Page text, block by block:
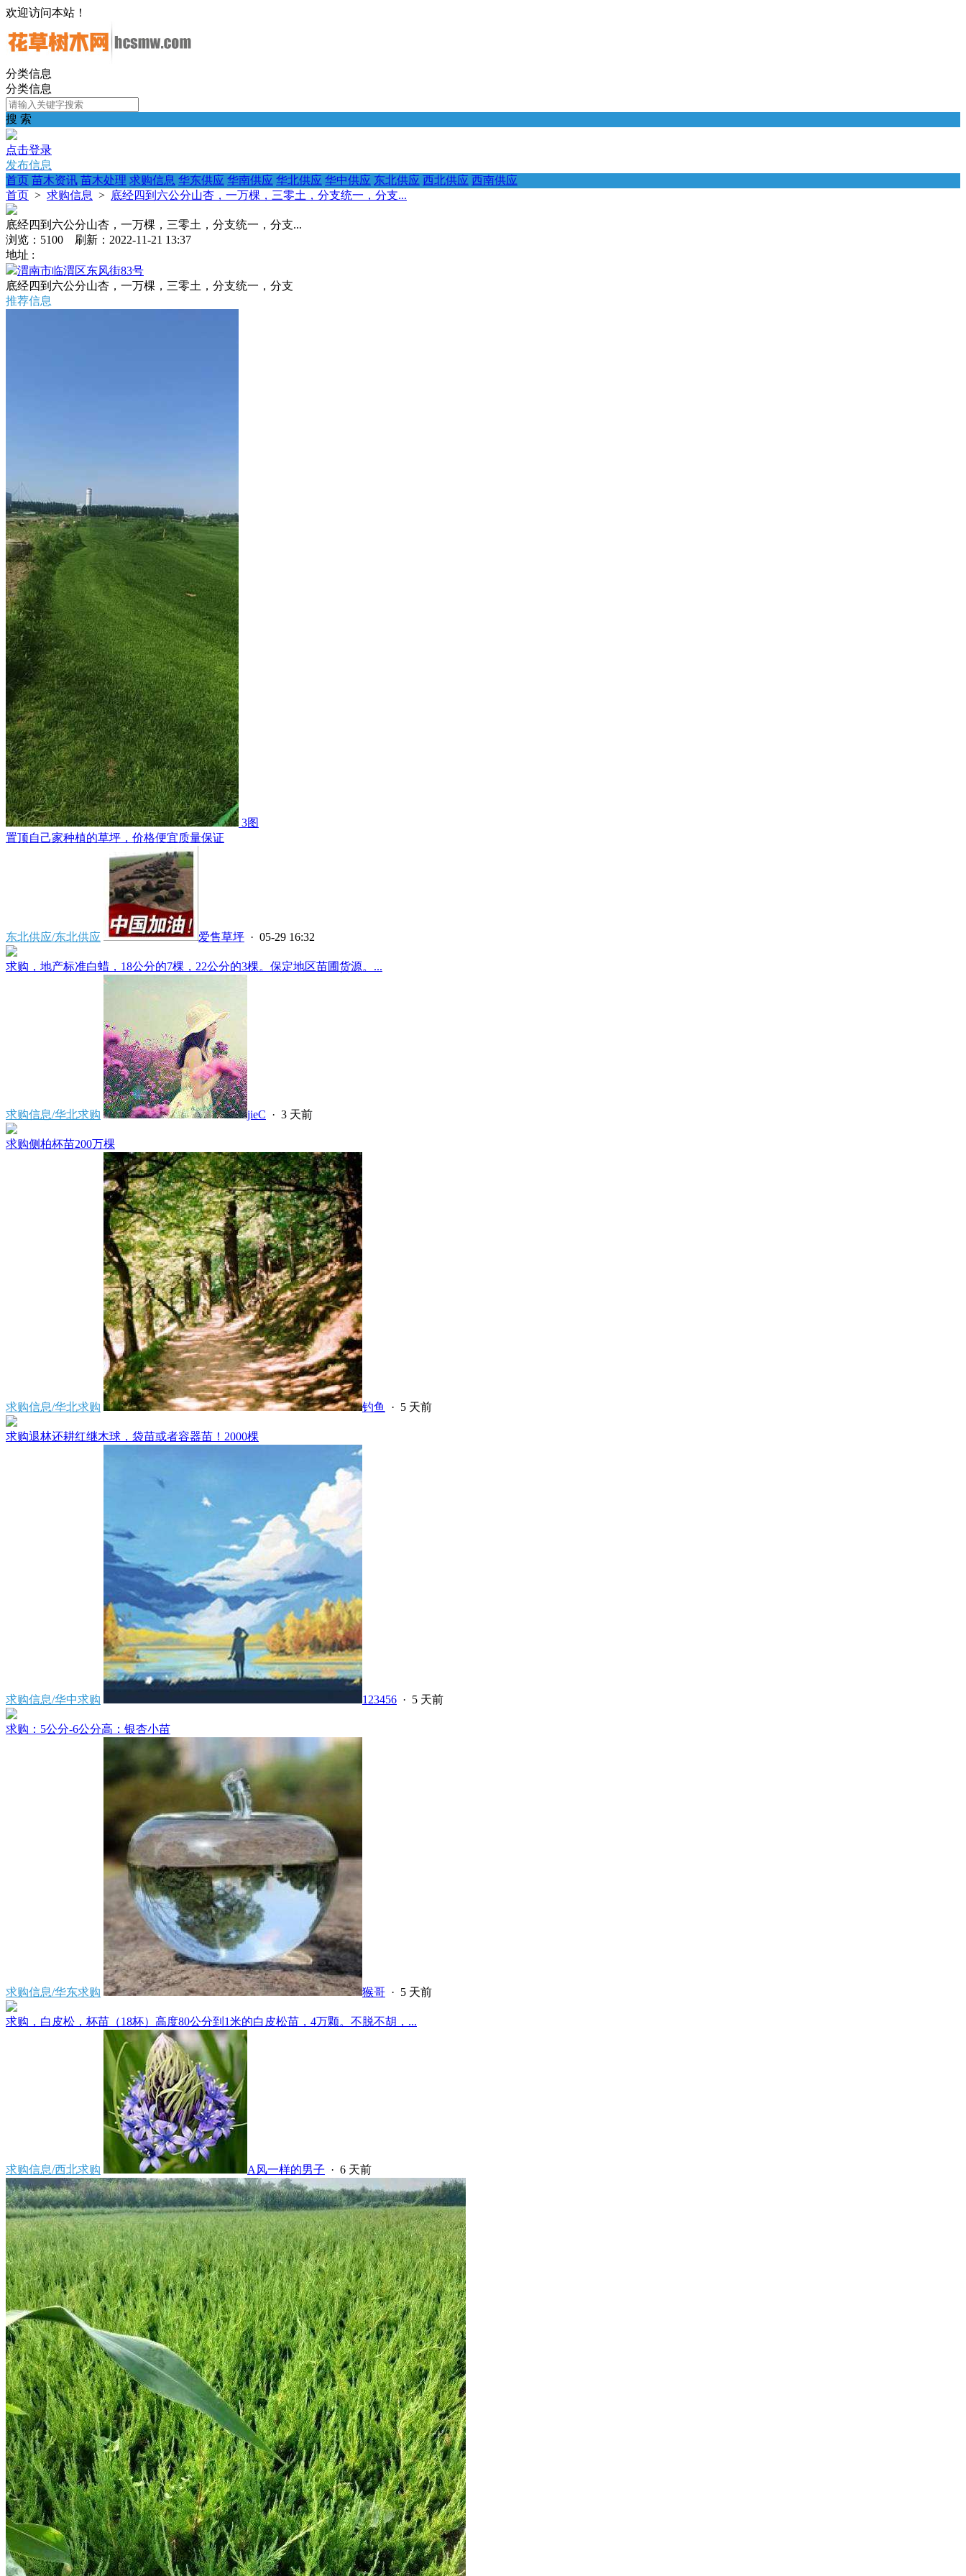
欢迎访问本站！
分类信息
分类信息
搜 索
点击登录
发布信息
首页 苗木资讯 苗木处理 求购信息 华东供应 华南供应 华北供应 华中供应 东北供应 西北供应 西南供应
首页 > 求购信息 > 底经四到六公分山杏，一万棵，三零土，分支统一，分支...
底经四到六公分山杏，一万棵，三零土，分支统一，分支...
浏览：5100 刷新：2022-11-21 13:37
地址 :
渭南市临渭区东风街83号
底经四到六公分山杏，一万棵，三零土，分支统一，分支
推荐信息
3图
置顶自己家种植的草坪，价格便宜质量保证
东北供应/东北供应 爱售草坪 · 05-29 16:32
求购，地产标准白蜡，18公分的7棵，22公分的3棵。保定地区苗圃货源。...
求购信息/华北求购 jieC · 3 天前
求购侧柏杯苗200万棵
求购信息/华北求购 钓鱼 · 5 天前
求购退林还耕红继木球，袋苗或者容器苗！2000棵
求购信息/华中求购 123456 · 5 天前
求购：5公分-6公分高：银杏小苗
求购信息/华东求购 猴哥 · 5 天前
求购，白皮松，杯苗（18杯）高度80公分到1米的白皮松苗，4万颗。不脱不胡，...
求购信息/西北求购 A风一样的男子 · 6 天前